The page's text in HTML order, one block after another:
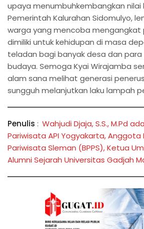
upaya menumbuhkembangkan nilai
Pemerintah Kalurahan Sidomulyo,
warga yang mencoba mengangkat
dimiliki untuk kehidupan di masa
teladan bagi banyak desa dan para
budaya. Semoga Kyai Wirajamba
alam sana melihat generasi
sungguh melanjutkan laku lampah
Penulis : Wahjudi Djaja, S.S., M.Pd
Pariwisata API Yogyakarta, Anggota
Pariwisata Sleman (BPPS), Ketua
Alumni Sejarah Universitas Gadjah